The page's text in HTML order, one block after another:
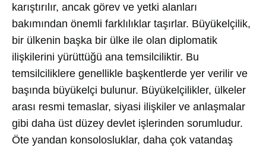
karıştırılır, ancak görev ve yetki alanları
bakımından önemli farklılıklar taşırlar. Büyükelçilik,
bir ülkenin başka bir ülke ile olan diplomatik
ilişkilerini yürüttüğü ana temsilciliktir. Bu
temsilciliklere genellikle başkentlerde yer verilir ve
başında büyükelçi bulunur. Büyükelçilikler, ülkeler
arası resmi temaslar, siyasi ilişkiler ve anlaşmalar
gibi daha üst düzey devlet işlerinden sorumludur.
Öte yandan konsolosluklar, daha çok vatandaş